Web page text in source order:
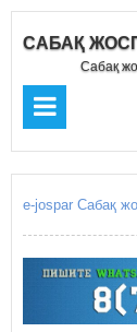
Сабақ
e-jospar Сабақ